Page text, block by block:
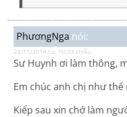
PhươngNga nói:
23/11/2014 lúc 10:03 chiều
Sư Huynh ơi làm thông,
Em chúc anh chị như thế
Kiếp sau xin chớ làm